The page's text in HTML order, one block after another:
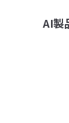
AI製